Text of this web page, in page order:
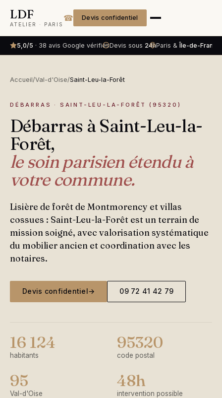
LDF
ATELIER · PARIS
☎ Devis confidentiel
5,0/5 · 38 avis Google vérifiésDevis sous 24hParis & Île-de-France
Accueil/Val-d'Oise/Saint-Leu-la-Forêt
DÉBARRAS · SAINT-LEU-LA-FORÊT (95320)
Débarras à Saint-Leu-la-
Forêt,
le soin parisien étendu à
votre commune.
Lisière de forêt de Montmorency et villas
cossues : Saint-Leu-la-Forêt est un terrain de
mission soigné, avec valorisation systématique
du mobilier ancien et coordination avec les
notaires.
Devis confidentiel→ 09 72 41 42 79
16 124
habitants
95320
code postal
95
Val-d'Oise
48h
intervention possible